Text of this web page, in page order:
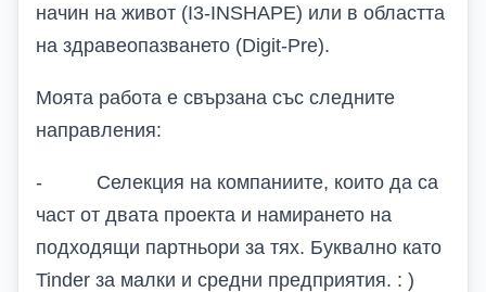
начин на живот (I3-INSHAPE) или в областта
на здравеопазването (Digit-Pre).
Моята работа е свързана със следните
направления:
-
Селекция на компаниите, които да са
част от двата проекта и намирането на
подходящи партньори за тях. Буквално като
Tinder за малки и средни предприятия. : )